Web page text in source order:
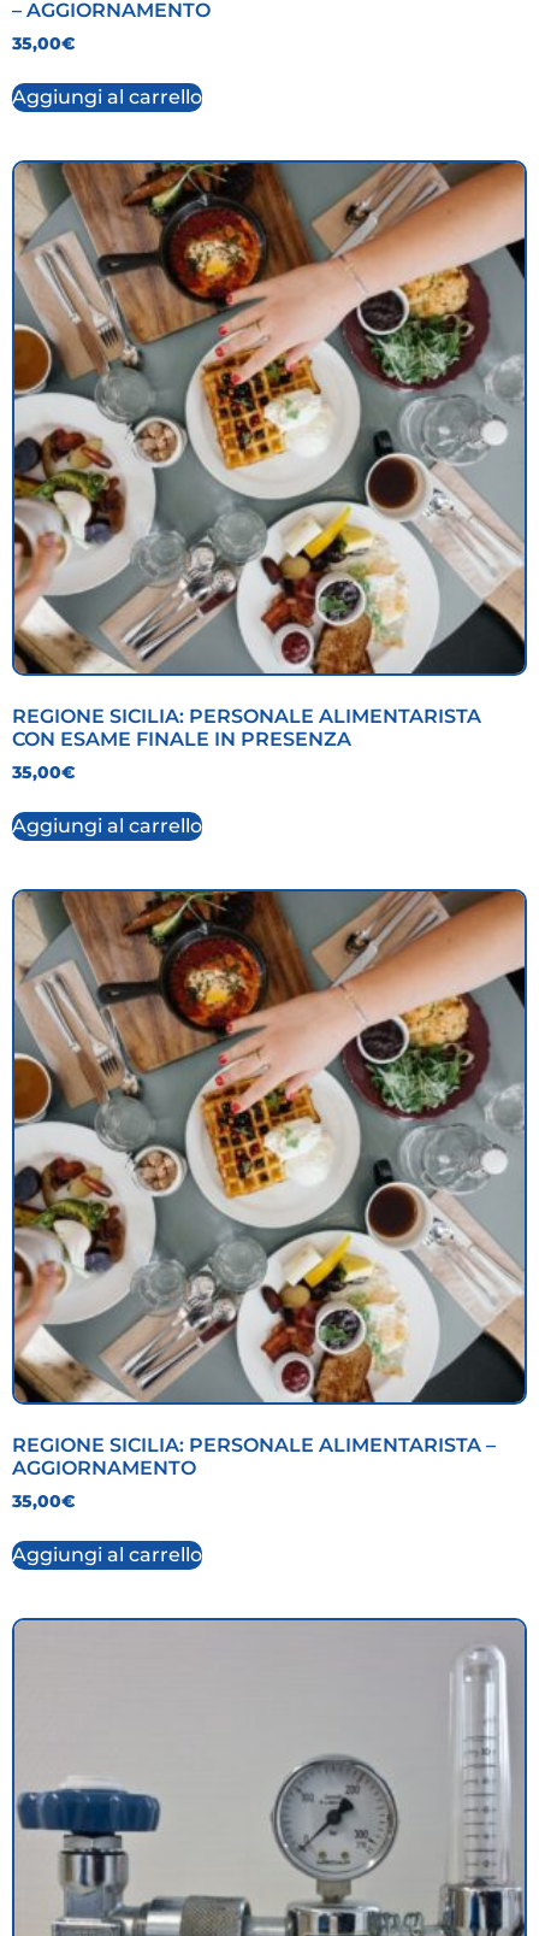
– AGGIORNAMENTO
35,00€
Aggiungi al carrello
REGIONE SICILIA: PERSONALE ALIMENTARISTA
CON ESAME FINALE IN PRESENZA
35,00€
Aggiungi al carrello
REGIONE SICILIA: PERSONALE ALIMENTARISTA –
AGGIORNAMENTO
35,00€
Aggiungi al carrello